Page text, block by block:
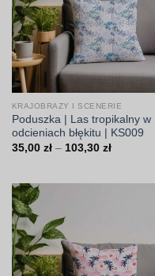
KRAJOBRAZY I SCENERIE
Poduszka | Las tropikalny w
odcieniach błękitu | KS009
35,00 zł – 103,30 złZakres